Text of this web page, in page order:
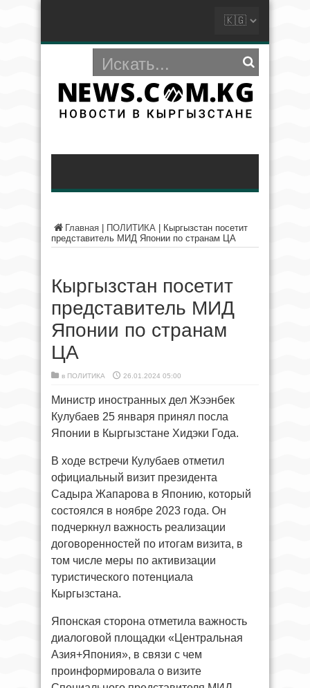
Главная ПОЛИТИКА
Кыргызстан посетит
представитель МИД Японии по странам ЦА
Кыргызстан посетит
представитель МИД
Японии по странам
ЦА
в ПОЛИТИКА 26.01.2024 05:00
Министр иностранных дел Жээнбек
Кулубаев 25 января принял посла
Японии в Кыргызстане Хидэки Года.
В ходе встречи Кулубаев отметил
официальный визит президента
Садыра Жапарова в Японию, который
состоялся в ноябре 2023 года. Он
подчеркнул важность реализации
договоренностей по итогам визита, в
том числе меры по активизации
туристического потенциала
Кыргызстана.
Японская сторона отметила важность
диалоговой площадки «Центральная
Азия+Япония», в связи с чем
проинформировала о визите